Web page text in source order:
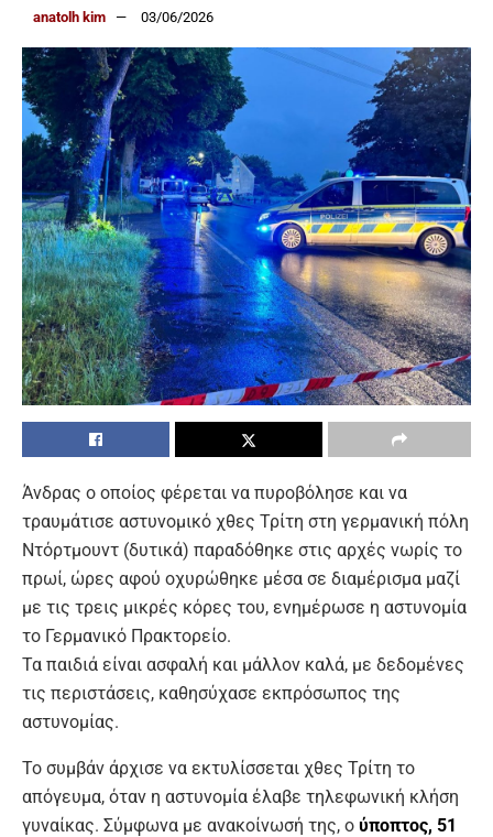
anatolh kim 03/06/2026
Άνδρας ο οποίος φέρεται να πυροβόλησε και να
τραυμάτισε αστυνομικό χθες Τρίτη στη γερμανική πόλη
Ντόρτμουντ (δυτικά) παραδόθηκε στις αρχές νωρίς το
πρωί, ώρες αφού οχυρώθηκε μέσα σε διαμέρισμα μαζί
με τις τρεις μικρές κόρες του, ενημέρωσε η αστυνομία
το Γερμανικό Πρακτορείο.
Τα παιδιά είναι ασφαλή και μάλλον καλά, με δεδομένες
τις περιστάσεις, καθησύχασε εκπρόσωπος της
αστυνομίας.
Το συμβάν άρχισε να εκτυλίσσεται χθες Τρίτη το
απόγευμα, όταν η αστυνομία έλαβε τηλεφωνική κλήση
γυναίκας. Σύμφωνα με ανακοίνωσή της, ο ύποπτος, 51